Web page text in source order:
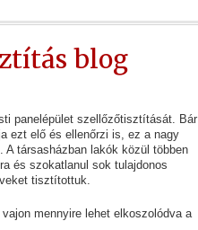
blog
panelépület szellőzőtisztítását. Bár
ezt elő és ellenőrzi is, ez a nagy
A társasházban lakók közül többen
és szokatlanul sok tulajdonos
tisztítottuk.
mennyire lehet elkoszolódva a